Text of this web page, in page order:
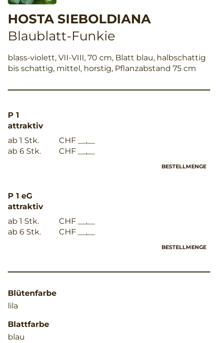
HOSTA SIEBOLDIANA
Blaublatt-Funkie
blass-violett, VII-VIII, 70 cm, Blatt blau, halbschattig
bis schattig, mittel, horstig, Pflanzabstand 75 cm
P 1
attraktiv
ab 1 Stk.
CHF __,__
ab 6 Stk.
CHF __,__
BESTELLMENGE
P 1 eG
attraktiv
ab 1 Stk.
CHF __,__
ab 6 Stk.
CHF __,__
BESTELLMENGE
Blütenfarbe
lila
Blattfarbe
blau